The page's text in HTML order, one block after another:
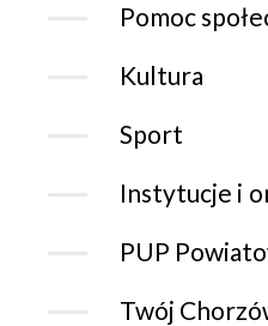
Pomoc
Kultura
Sport
Instytucje i
PUP
Twój